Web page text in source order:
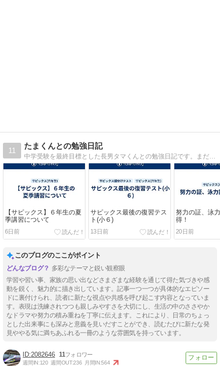
11
たまくんとの勉強日記
中学受験を最終目標とした長男タマくんとの勉強日記です。まだ低学年ですが、通塾などの習い事を通してタマくんの成長をご紹介しています。
【サピックス】６年生の夏
季講習について
6日前
サピックス最後の復習テス
ト(小６)
13日前
努力の証、泳
得！
20日前
このブログのここがポイント
多彩なテーマと鋭い観察眼
学習や習い事、家族の思い出などさまざまな経験を通じて得た気づきや感
動を鋭く、魅力的に描き出しています。記事一つ一つが具体的なエピソー
ドに裏付けられ、読者に新たな視点や共感を呼び起こす内容となっていま
す。表現は洗練されつつも親しみやすさを大切にし、生活の中のささやか
なドラマや努力の積み重ねを丁寧に伝えます。これにより、日常のちょっ
とした出来事にも深みと意義を見いだすことができ、読むたびに新たな発
見ややる気に満ちあふれる一冊のような雰囲気を持っています。
2082646 11
週間IN:120 週間OUT:236 月間IN:564